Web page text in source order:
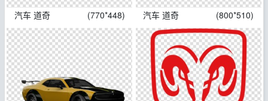
汽车 道奇 (770*448) 汽车 道奇 (800*510)